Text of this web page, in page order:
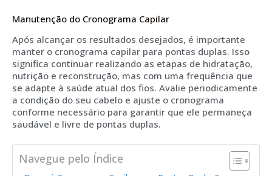
Manutenção do Cronograma Capilar
Após alcançar os resultados desejados, é importante
manter o cronograma capilar para pontas duplas. Isso
significa continuar realizando as etapas de hidratação,
nutrição e reconstrução, mas com uma frequência que
se adapte à saúde atual dos fios. Avalie periodicamente
a condição do seu cabelo e ajuste o cronograma
conforme necessário para garantir que ele permaneça
saudável e livre de pontas duplas.
Navegue pelo Índice